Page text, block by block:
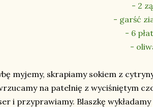
- 2
- garść
- 6
-
myjemy, skrapiamy sokiem z
na patelnię z wyciśniętym
i przyprawiamy. Blaszkę